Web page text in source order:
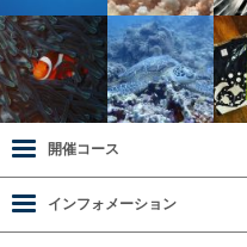
開催コース
インフォメーション